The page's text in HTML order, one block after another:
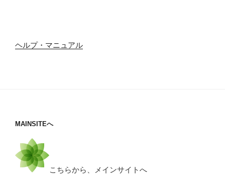
ー
ヘルプ・マニュアル
MAINSITEへ
こちらから、メインサイトへ